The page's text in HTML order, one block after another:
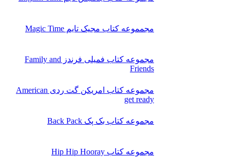
مجمموعه کتاب مجیک تایم Magic Time
مجموعه کتاب فمیلی فرندز Family and
Friends
مجموعه کتاب امریکن گت ردی American
get ready
مجموعه کتاب بک پک Back Pack
مجموعه کتاب Hip Hip Hooray